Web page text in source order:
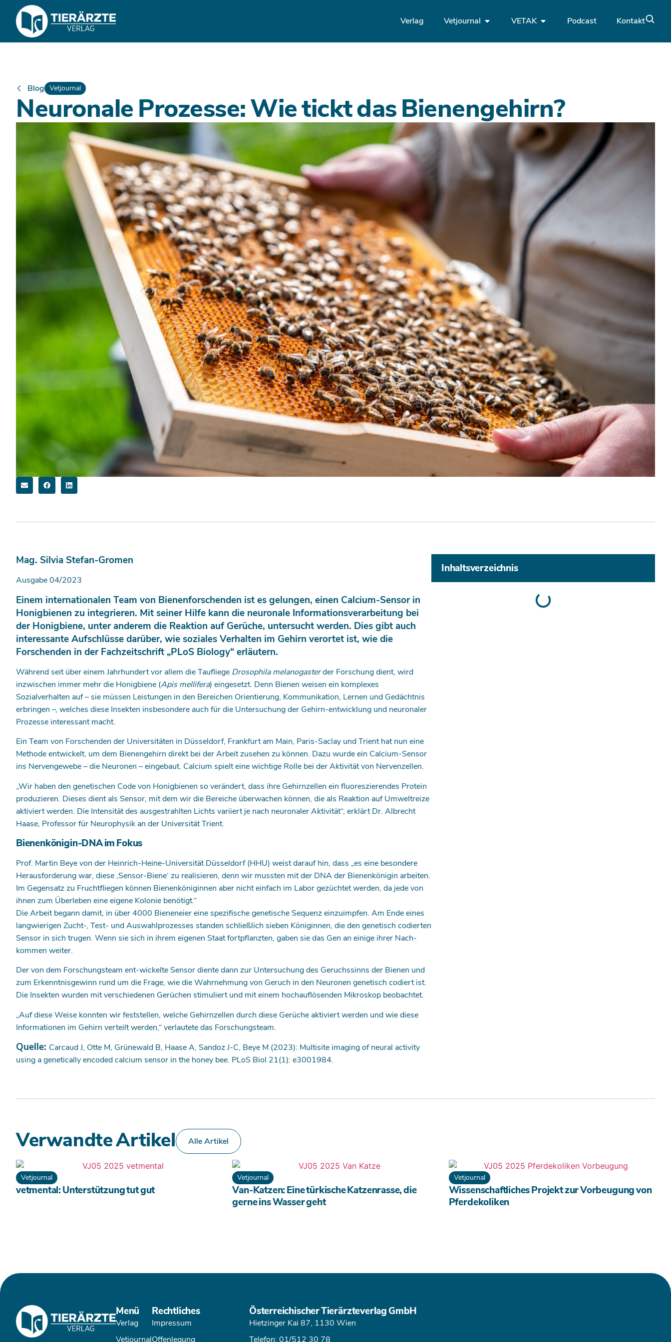
Verlag Vetjournal VETAK Podcast Kontakt
Blog Vetjournal
Neuronale Prozesse: Wie tickt das Bienengehirn?
Inhaltsverzeichnis
Mag. Silvia Stefan-Gromen
Ausgabe 04/2023
Einem internationalen Team von Bienenforschenden ist es gelungen, einen Calcium-Sensor in
Honigbienen zu integrieren. Mit seiner Hilfe kann die neuronale Informationsverarbeitung bei
der Honigbiene, unter anderem die Reaktion auf Gerüche, untersucht werden. Dies gibt auch
interessante Aufschlüsse darüber, wie soziales Verhalten im Gehirn verortet ist, wie die
Forschenden in der Fachzeitschrift „PLoS Biology“ erläutern.
Während seit über einem Jahrhundert vor allem die Taufliege Drosophila melanogasterder Forschung dient, wird
inzwischen immer mehr die Honigbiene (Apis mellifera) eingesetzt. Denn Bienen weisen ein komplexes
Sozialverhalten auf – sie müssen Leistungen in den Bereichen Orientierung, Kommunikation, Lernen und Gedächtnis
erbringen –, welches diese Insekten insbesondere auch für die Untersuchung der Gehirn-entwicklung und neuronaler
Prozesse interessant macht.
Ein Team von Forschenden der Universitäten in Düsseldorf, Frankfurt am Main, Paris-Saclay und Trient hat nun eine
Methode entwickelt, um dem Bienengehirn direkt bei der Arbeit zusehen zu können. Dazu wurde ein Calcium-Sensor
ins Nervengewebe – die Neuronen – eingebaut. Calcium spielt eine wichtige Rolle bei der Aktivität von Nervenzellen.
„Wir haben den genetischen Code von Honigbienen so verändert, dass ihre Gehirnzellen ein fluoreszierendes Protein
produzieren. Dieses dient als Sensor, mit dem wir die Bereiche überwachen können, die als Reaktion auf Umweltreize
aktiviert werden. Die Intensität des ausgestrahlten Lichts variiert je nach neuronaler Aktivität“, erklärt Dr. Albrecht
Haase, Professor für Neurophysik an der Universität Trient.
Bienenkönigin-DNA im Fokus
Prof. Martin Beye von der Heinrich-Heine-Universität Düsseldorf (HHU) weist darauf hin, dass „es eine besondere
Herausforderung war, diese ‚Sensor-Biene‘ zu realisieren, denn wir mussten mit der DNA der Bienenkönigin arbeiten.
Im Gegensatz zu Fruchtfliegen können Bienenköniginnen aber nicht einfach im Labor gezüchtet werden, da jede von
ihnen zum Überleben eine eigene Kolonie benötigt.“
Die Arbeit begann damit, in über 4000 Bieneneier eine spezifische genetische Sequenz einzuimpfen. Am Ende eines
langwierigen Zucht-, Test- und Auswahlprozesses standen schließlich sieben Königinnen, die den genetisch codierten
Sensor in sich trugen. Wenn sie sich in ihrem eigenen Staat fortpflanzten, gaben sie das Gen an einige ihrer Nach-
kommen weiter.
Der von dem Forschungsteam ent-wickelte Sensor diente dann zur Untersuchung des Geruchssinns der Bienen und
zum Erkenntnisgewinn rund um die Frage, wie die Wahrnehmung von Geruch in den Neuronen genetisch codiert ist.
Die Insekten wurden mit verschiedenen Gerüchen stimuliert und mit einem hochauflösenden Mikroskop beobachtet.
„Auf diese Weise konnten wir feststellen, welche Gehirnzellen durch diese Gerüche aktiviert werden und wie diese
Informationen im Gehirn verteilt werden,“ verlautete das Forschungsteam.
Quelle: Carcaud J, Otte M, Grünewald B, Haase A, Sandoz J-C, Beye M (2023): Multisite imaging of neural activity
using a genetically encoded calcium sensor in the honey bee. PLoS Biol 21(1): e3001984.
Verwandte Artikel Alle Artikel
Vetjournal
vetmental: Unterstützung tut gut
Vetjournal
Van-Katzen: Eine türkische Katzenrasse, die
gerne ins Wasser geht
Vetjournal
Wissenschaftliches Projekt zur Vorbeugung von
Pferdekoliken
Menü
Verlag
Vetjournal
Rechtliches
Impressum
Offenlegung
Österreichischer Tierärzteverlag GmbH
Hietzinger Kai 87, 1130 Wien
Telefon: 01/512 30 78